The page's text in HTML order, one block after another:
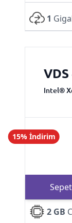
1
VDS
Intel®
15% İndirim
2 GB